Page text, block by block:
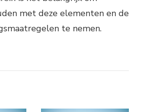
met deze elementen en de
te nemen.